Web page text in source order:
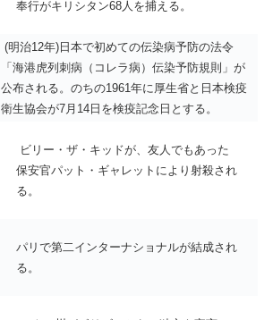
奉行がキリシタン68人を捕える。
(明治12年)日本で初めての伝染病予防の法令
「海港虎列刺病（コレラ病）伝染予防規則」が
公布される。のちの1961年に厚生省と日本検疫
衛生協会が7月14日を検疫記念日とする。
ビリー・ザ・キッドが、友人でもあった
保安官パット・ギャレットにより射殺され
る。
パリで第二インターナショナルが結成され
る。